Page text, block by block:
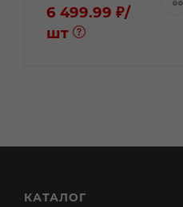
6 499.99 ₽/
шт
КАТАЛОГ